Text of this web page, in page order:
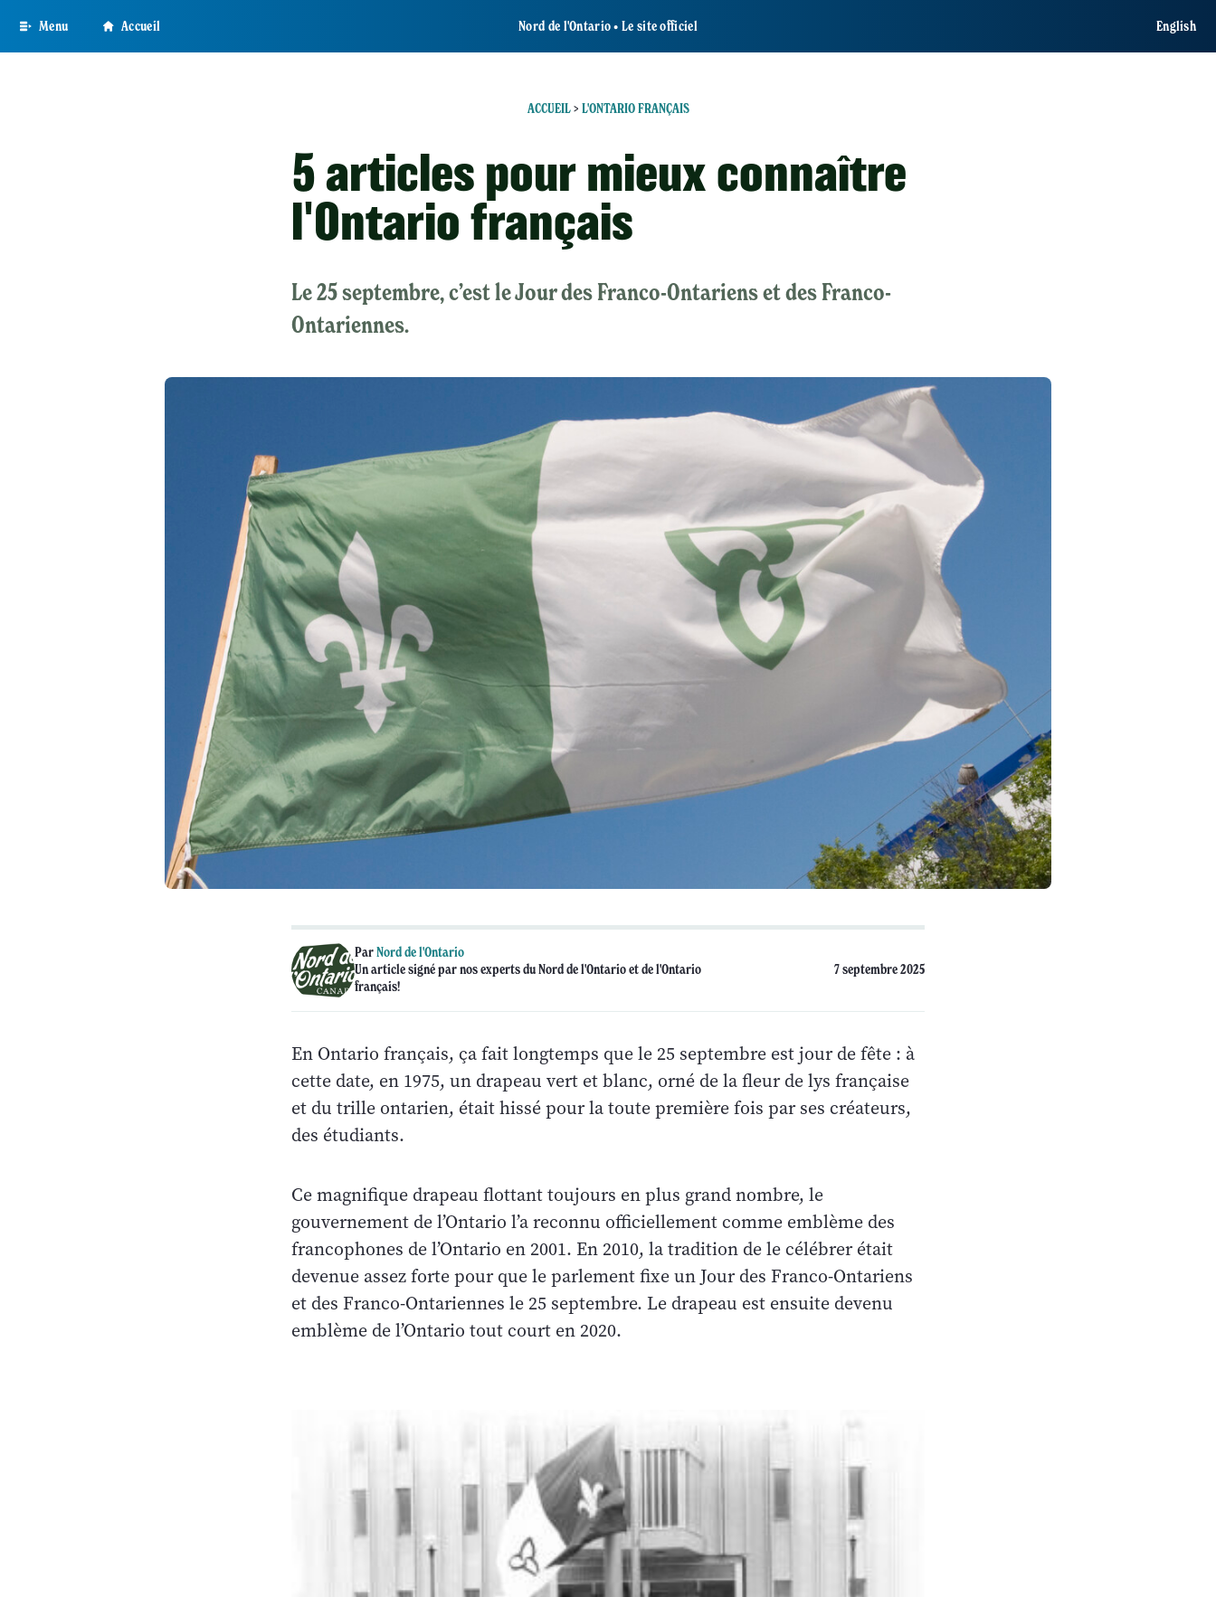
main
Menu Accueil Nord de l'Ontario • Le site officiel English
ACCUEIL> L'ONTARIO FRANÇAIS
5 articles pour mieux connaître
l'Ontario français
Le 25 septembre, c’est le Jour des Franco-Ontariens et des Franco-
Ontariennes.
ParNord de l'Ontario
Un article signé par nos experts du Nord de l'Ontario et de l'Ontario
français!
7 septembre 2025
En Ontario français, ça fait longtemps que le 25 septembre est jour de fête : à
cette date, en 1975, un drapeau vert et blanc, orné de la fleur de lys française
et du trille ontarien, était hissé pour la toute première fois par ses créateurs,
des étudiants.
Ce magnifique drapeau flottant toujours en plus grand nombre, le
gouvernement de l’Ontario l’a reconnu officiellement comme emblème des
francophones de l’Ontario en 2001. En 2010, la tradition de le célébrer était
devenue assez forte pour que le parlement fixe un Jour des Franco-Ontariens
et des Franco-Ontariennes le 25 septembre. Le drapeau est ensuite devenu
emblème de l’Ontario tout court en 2020.